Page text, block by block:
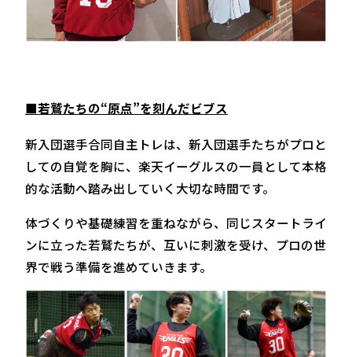
■若鷲たちの“原点”を刻んだビブス
新入団選手合同自主トレは、新入団選手たちがプロと
しての自覚を胸に、楽天イーグルスの一員として本格
的な活動へ踏み出していく大切な時間です。
体づくりや基礎練習を重ねながら、同じスタートライ
ンに立った若鷲たちが、互いに刺激を受け、プロの世
界で戦う準備を進めていきます。